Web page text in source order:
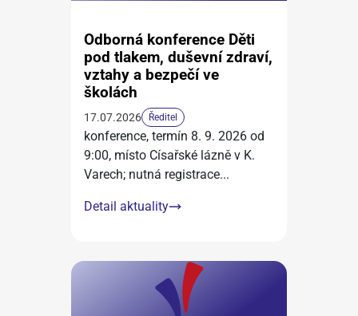
Odborná konference Děti
pod tlakem, duševní zdraví,
vztahy a bezpečí ve
školách
17.07.2026 Ředitel
konference, termín 8. 9. 2026 od
9:00, místo Císařské lázně v K.
Varech; nutná registrace...
Detail aktuality